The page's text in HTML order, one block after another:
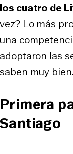
los cuatro de
vez? Lo más
una
adoptaron las
saben muy bien.
Primera
Santiago